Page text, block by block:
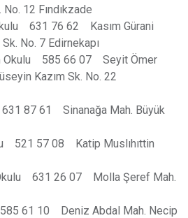
12 Fındıkzade
631 76 62 Kasım Gürani
No. 7 Edirnekapı
Okulu 585 66 07 Seyit Ömer
Kazım Sk. No. 22
87 61 Sinanağa Mah. Büyük
521 57 08 Katip Muslıhıttin
631 26 07 Molla Şeref Mah.
61 10 Deniz Abdal Mah. Necip